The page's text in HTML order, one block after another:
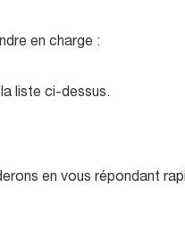
en charge :
liste ci-dessus.
en vous répondant